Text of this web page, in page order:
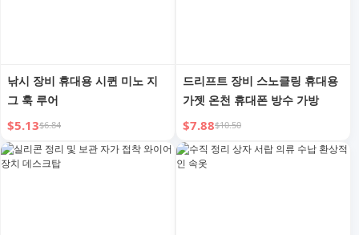
낚시 장비 휴대용 시퀸 미노 지
그 훅 루어
$5.13$6.84
드리프트 장비 스노클링 휴대용
가젯 온천 휴대폰 방수 가방
$7.88$10.50